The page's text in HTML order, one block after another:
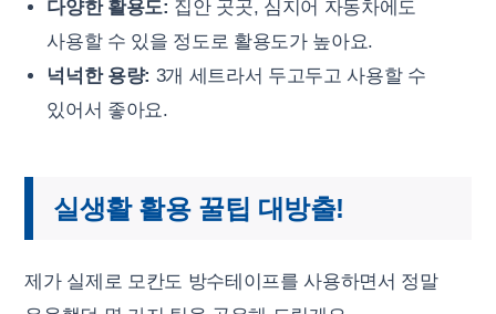
다양한 활용도: 집안 곳곳, 심지어 자동차에도
사용할 수 있을 정도로 활용도가 높아요.
넉넉한 용량: 3개 세트라서 두고두고 사용할 수
있어서 좋아요.
실생활 활용 꿀팁 대방출!
제가 실제로 모칸도 방수테이프를 사용하면서 정말